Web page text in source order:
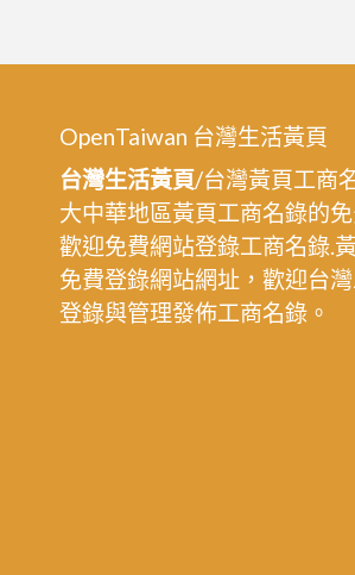
OpenTaiwan 台灣生活黃頁
台灣生活黃頁/台灣黃頁工商
大中華地區黃頁工商名錄的免
歡迎免費網站登錄工商名錄.
免費登錄網站網址，歡迎台
登錄與管理發佈工商名錄。